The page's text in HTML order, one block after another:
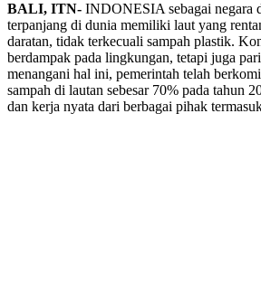
BALI, ITN- INDONESIA sebagai negara
terpanjang di dunia memiliki laut yang
daratan, tidak terkecuali sampah plastik.
berdampak pada lingkungan, tetapi juga
menangani hal ini, pemerintah telah
sampah di lautan sebesar 70% pada tahun
dan kerja nyata dari berbagai pihak